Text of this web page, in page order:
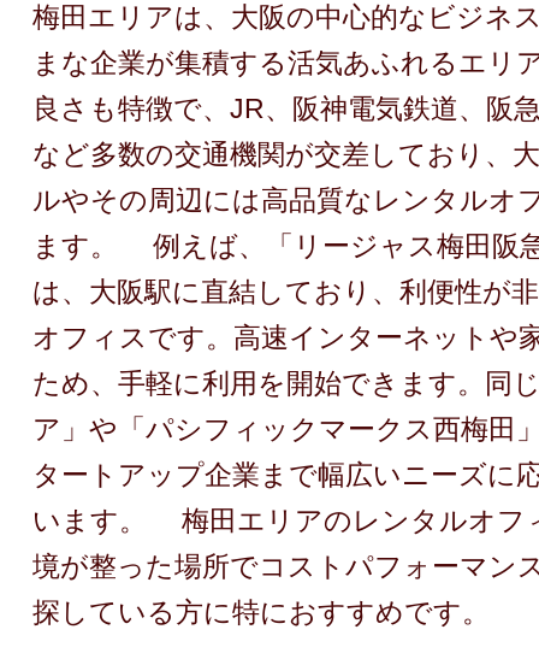
梅田エリアは、大阪の中心的なビジネ
まな企業が集積する活気あふれるエリ
良さも特徴で、JR、阪神電気鉄道、阪
など多数の交通機関が交差しており、
ルやその周辺には高品質なレンタルオ
ます。 例えば、「リージャス梅田阪
は、大阪駅に直結しており、利便性が
オフィスです。高速インターネットや
ため、手軽に利用を開始できます。同
ア」や「パシフィックマークス西梅田
タートアップ企業まで幅広いニーズに
います。 梅田エリアのレンタルオフ
境が整った場所でコストパフォーマン
探している方に特におすすめです。